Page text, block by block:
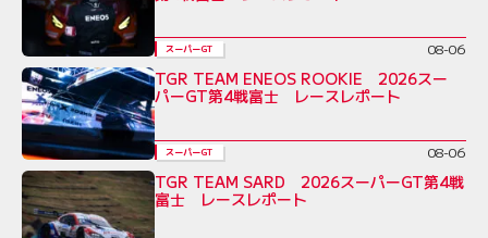
スーパーGT 08-06
TGR TEAM ENEOS ROOKIE 2026スー
パーGT第4戦富士 レースレポート
スーパーGT 08-06
TGR TEAM SARD 2026スーパーGT第4戦
富士 レースレポート